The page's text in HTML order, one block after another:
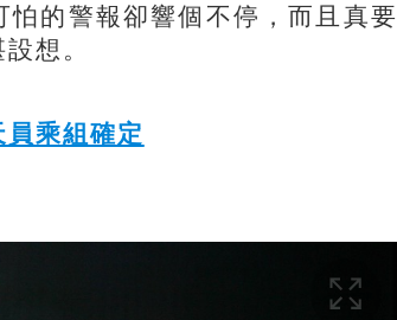
的警報卻響個不停，而且真要
想。
乘組確定